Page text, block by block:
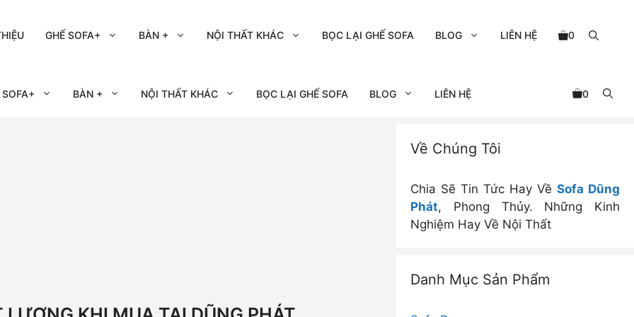
GHẾ SOFA+ BÀN + NỘI THẤT KHÁC BỌC LẠI GHẾ SOFA BLOG LIÊN HỆ 0
SOFA+ BÀN + NỘI THẤT KHÁC BỌC LẠI GHẾ SOFA BLOG LIÊN HỆ 0
Về Chúng Tôi
Chia Sẽ Tin Tức Hay Về Sofa Dũng
Phát, Phong Thủy. Những Kinh
Nghiệm Hay Về Nội Thất
Danh Mục Sản Phẩm